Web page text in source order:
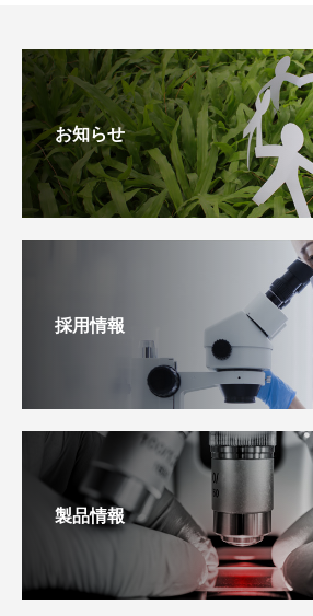
お知らせ
採用情報
製品情報